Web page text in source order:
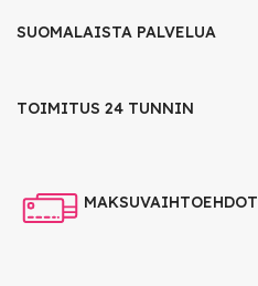
SUOMALAISTA PALVELUA
TOIMITUS 24 TUNNIN
MAKSUVAIHTOEHDOT